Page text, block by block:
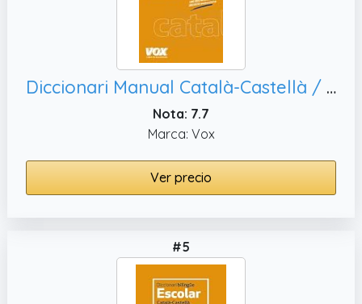
Diccionari Manual Català-Castellà / Castellano-Catalán (Vox - Lengua Catalana - Diccionarios Generales)
Nota: 7.7
Marca: Vox
Ver precio
#5